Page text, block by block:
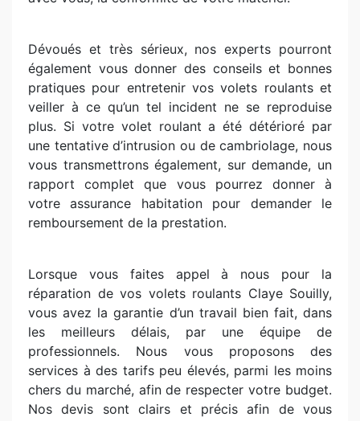
Dévoués et très sérieux, nos experts pourront
également vous donner des conseils et bonnes
pratiques pour entretenir vos volets roulants et
veiller à ce qu’un tel incident ne se reproduise
plus. Si votre volet roulant a été détérioré par
une tentative d’intrusion ou de cambriolage, nous
vous transmettrons également, sur demande, un
rapport complet que vous pourrez donner à
votre assurance habitation pour demander le
remboursement de la prestation.
Lorsque vous faites appel à nous pour la
réparation de vos volets roulants Claye Souilly,
vous avez la garantie d’un travail bien fait, dans
les meilleurs délais, par une équipe de
professionnels. Nous vous proposons des
services à des tarifs peu élevés, parmi les moins
chers du marché, afin de respecter votre budget.
Nos devis sont clairs et précis afin de vous